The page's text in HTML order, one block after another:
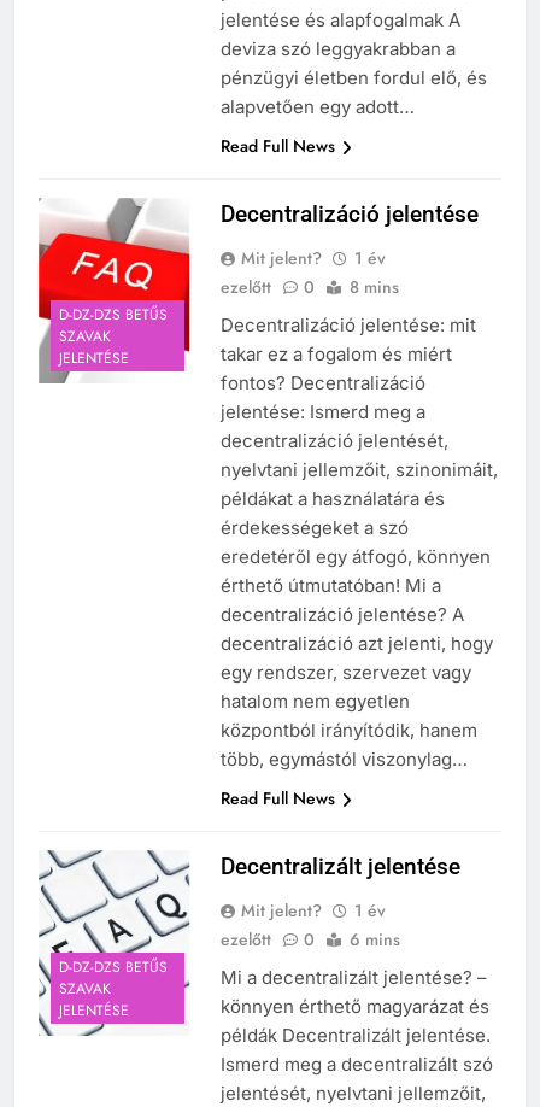
jelentése és alapfogalmak A
deviza szó leggyakrabban a
pénzügyi életben fordul elő, és
alapvetően egy adott…
Read Full News
D-DZ-DZS BETŰS
SZAVAK
JELENTÉSE
Decentralizáció jelentése
Mit jelent?
1 év
ezelőtt
0 8 mins
Decentralizáció jelentése: mit
takar ez a fogalom és miért
fontos? Decentralizáció
jelentése: Ismerd meg a
decentralizáció jelentését,
nyelvtani jellemzőit, szinonimáit,
példákat a használatára és
érdekességeket a szó
eredetéről egy átfogó, könnyen
érthető útmutatóban! Mi a
decentralizáció jelentése? A
decentralizáció azt jelenti, hogy
egy rendszer, szervezet vagy
hatalom nem egyetlen
központból irányítódik, hanem
több, egymástól viszonylag…
Read Full News
D-DZ-DZS BETŰS
SZAVAK
JELENTÉSE
Decentralizált jelentése
Mit jelent?
1 év
ezelőtt
0 6 mins
Mi a decentralizált jelentése? –
könnyen érthető magyarázat és
példák Decentralizált jelentése.
Ismerd meg a decentralizált szó
jelentését, nyelvtani jellemzőit,